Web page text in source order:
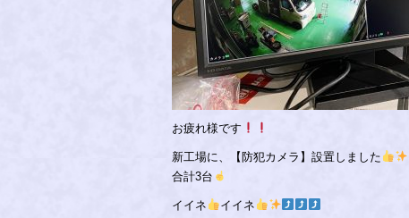
お疲れ様です
新工場に、【防犯カメラ】設置しました
合計3台
イイネ イイネ